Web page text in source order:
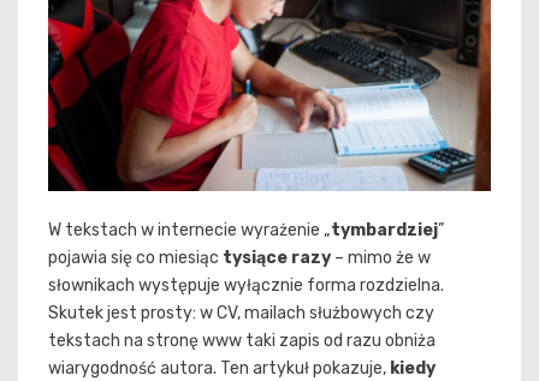
W tekstach w internecie wyrażenie „tymbardziej”
pojawia się co miesiąc tysiące razy – mimo że w
słownikach występuje wyłącznie forma rozdzielna.
Skutek jest prosty: w CV, mailach służbowych czy
tekstach na stronę www taki zapis od razu obniża
wiarygodność autora. Ten artykuł pokazuje, kiedy